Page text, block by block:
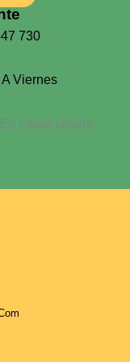
730
Viernes
Linea Gratis